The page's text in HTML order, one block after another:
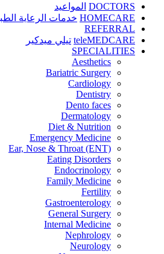
DOCTORS المواعيد
HOMECARE خدمات الرعاية
REFERRAL
teleMEDCARE تيلي ميدكير
SPECIALITIES
Aesthetics
Bariatric Surgery
Cardiology
Dentistry
Dento faces
Dermatology
Diet & Nutrition
Emergency Medicine
Ear, Nose & Throat (ENT)
Eating Disorders
Endocrinology
Family Medicine
Fertility
Gastroenterology
General Surgery
Internal Medicine
Nephrology
Neurology